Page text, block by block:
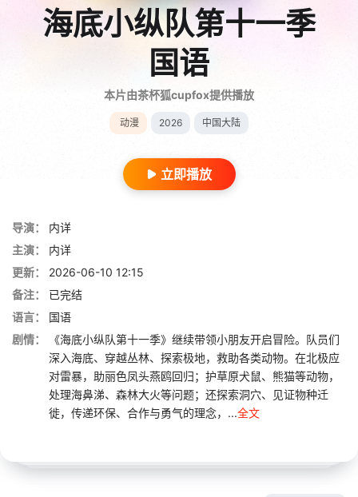
海底小纵队第十一季
国语
本片由茶杯狐cupfox提供播放
动漫 2026 中国大陆
立即播放
导演：
内详
主演：
内详
更新：
2026-06-10 12:15
备注：
已完结
语言：
国语
剧情：
《海底小纵队第十一季》继续带领小朋友开启冒险。队员们
深入海底、穿越丛林、探索极地，救助各类动物。在北极应
对雷暴，助丽色凤头燕鸥回归；护草原犬鼠、熊猫等动物，
处理海鼻涕、森林大火等问题；还探索洞穴、见证物种迁
徙，传递环保、合作与勇气的理念，...全文